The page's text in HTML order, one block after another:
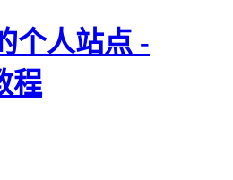
个人站点 -
程